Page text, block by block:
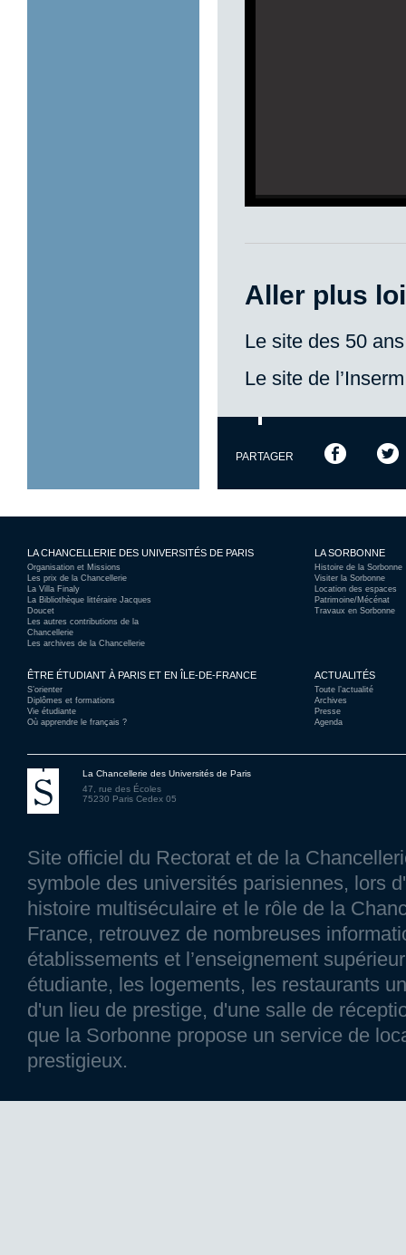
Aller plus
Le site des 50
Le site de l’Inserm
PARTAGER
LA CHANCELLERIE DES UNIVERSITÉS DE PARIS
Organisation et Missions
Les prix de la Chancellerie
La Villa Finaly
La Bibliothèque littéraire Jacques
Doucet
Les autres contributions de la
Chancellerie
Les archives de la Chancellerie
LA SORBONNE
Histoire de la Sorbonne
Visiter la Sorbonne
Location des espaces
Patrimoine/Mécénat
Travaux en Sorbonne
ÊTRE ÉTUDIANT À PARIS ET EN ÎLE-DE-FRANCE
S’orienter
Diplômes et formations
Vie étudiante
Où apprendre le français ?
ACTUALITÉS
Toute l’actualité
Archives
Presse
Agenda
La Chancellerie des Universités de Paris
47, rue des Écoles
75230 Paris Cedex 05
Site officiel du Rectorat et de la
symbole des universités parisiennes, lors
histoire multiséculaire et le rôle de la
France, retrouvez de nombreuses
établissements et l’enseignement
étudiante, les logements, les restaurants
d'un lieu de prestige, d'une salle de
que la Sorbonne propose un service de
prestigieux.